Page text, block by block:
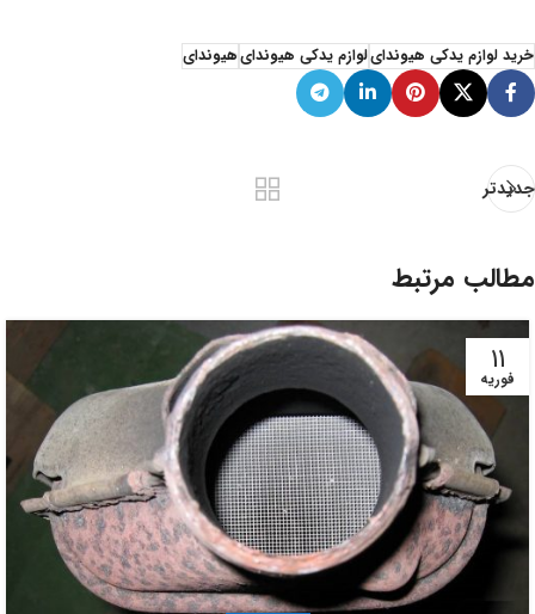
خرید لوازم یدکی هیوندایلوازم یدکی هیوندایهیوندای
جدیدتر
مطالب مرتبط
11
فوریه